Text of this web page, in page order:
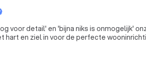
voor detail' en 'bijna niks is onmogelijk'
hart en ziel in voor de perfecte